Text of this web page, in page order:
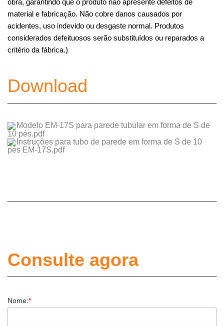
material e fabricação. Não cobre danos causados ​​por
acidentes, uso indevido ou desgaste normal. Produtos
considerados defeituosos serão substituídos ou reparados a
critério da fábrica.)
Download
Modelo EM-17S para parede tubular em forma de S de
10 pés.pdf
Instruções para tubo de parede em forma de S de 10
pés EM-17S.pdf
Consulte agora
Nome:*